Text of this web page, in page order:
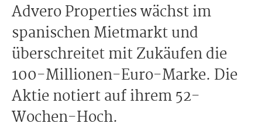
Advero Properties wächst im
spanischen Mietmarkt und
überschreitet mit Zukäufen die
100-Millionen-Euro-Marke. Die
Aktie notiert auf ihrem 52-
Wochen-Hoch.